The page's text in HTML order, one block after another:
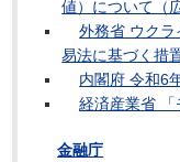
値）について（
外務省 ウク
易法に基づく措
内閣府 令和6
経済産業省
金融庁